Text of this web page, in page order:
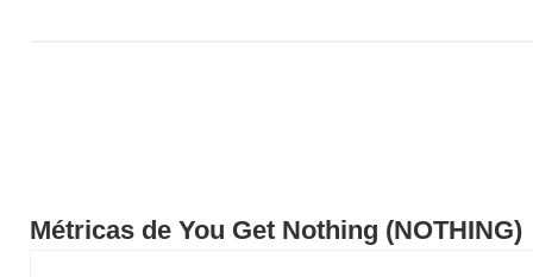
Métricas de You Get Nothing (NOTHING)